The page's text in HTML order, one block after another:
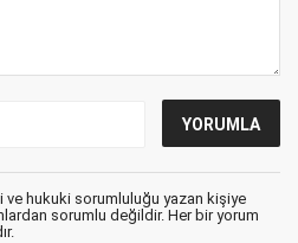
ve hukuki sorumluluğu yazan kişiye
sorumlu değildir. Her bir yorum